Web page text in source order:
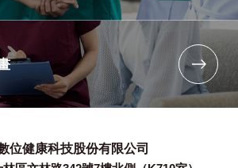
位健康科技股份有限公司